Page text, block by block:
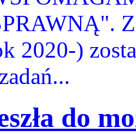
2020-)
do